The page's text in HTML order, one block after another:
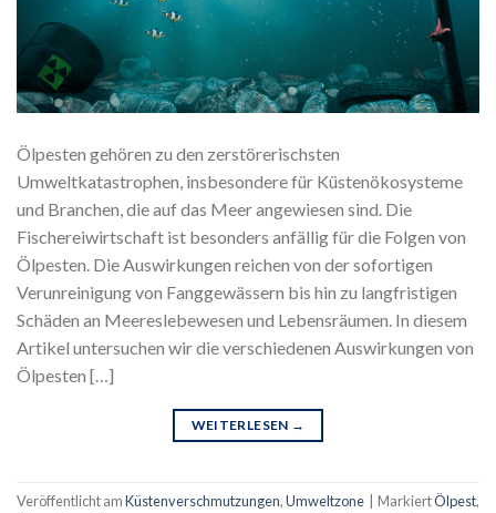
Ölpesten gehören zu den zerstörerischsten
Umweltkatastrophen, insbesondere für Küstenökosysteme
und Branchen, die auf das Meer angewiesen sind. Die
Fischereiwirtschaft ist besonders anfällig für die Folgen von
Ölpesten. Die Auswirkungen reichen von der sofortigen
Verunreinigung von Fanggewässern bis hin zu langfristigen
Schäden an Meereslebewesen und Lebensräumen. In diesem
Artikel untersuchen wir die verschiedenen Auswirkungen von
Ölpesten […]
WEITERLESEN →
Veröffentlicht amKüstenverschmutzungen,Umweltzone MarkiertÖlpest,